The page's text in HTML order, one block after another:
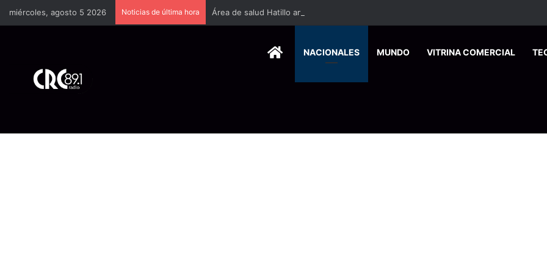
miércoles, agosto 5 2026 Noticias de última hora
HOMENACIONALES MUNDO VITRINA COMERCIAL